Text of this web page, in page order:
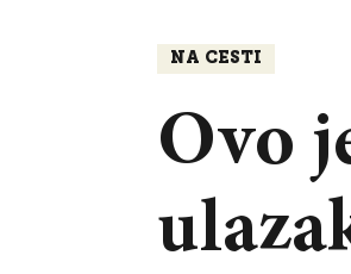
NA CESTI
Ovo